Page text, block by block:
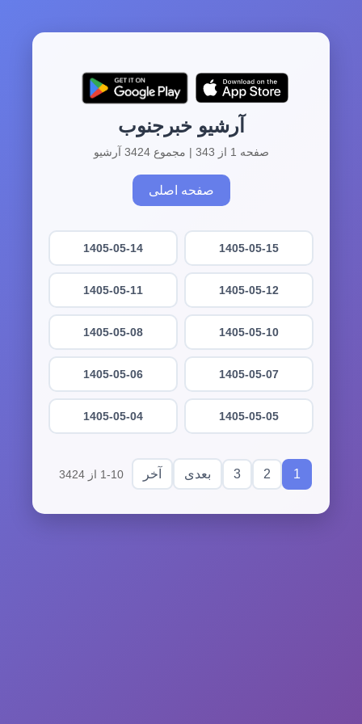
آرشیو خبرجنوب
صفحه 1 از 343 | مجموع 3424 آرشیو
صفحه اصلی
1405-05-15
1405-05-14
1405-05-12
1405-05-11
1405-05-10
1405-05-08
1405-05-07
1405-05-06
1405-05-05
1405-05-04
1
2
3 بعدی آخر 1-10 از 3424